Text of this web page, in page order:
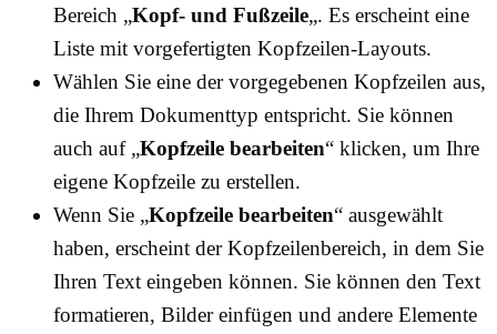
Bereich „Kopf- und Fußzeile„. Es erscheint eine
Liste mit vorgefertigten Kopfzeilen-Layouts.
Wählen Sie eine der vorgegebenen Kopfzeilen aus,
die Ihrem Dokumenttyp entspricht. Sie können
auch auf „Kopfzeile bearbeiten“ klicken, um Ihre
eigene Kopfzeile zu erstellen.
Wenn Sie „Kopfzeile bearbeiten“ ausgewählt
haben, erscheint der Kopfzeilenbereich, in dem Sie
Ihren Text eingeben können. Sie können den Text
formatieren, Bilder einfügen und andere Elemente